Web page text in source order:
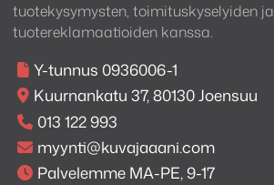
tuotekysymysten, toimituskyselyiden ja
tuotereklamaatioiden kanssa.
Y-tunnus 0936006-1
Kuurnankatu 37, 80130 Joensuu
013 122 993
myynti@kuvajaaani.com
Palvelemme MA-PE, 9-17